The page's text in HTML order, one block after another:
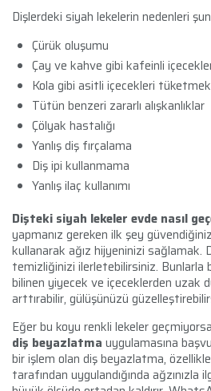
Dişlerdeki siyah lekelerin nedenleri
Çürük oluşumu
Çay ve kahve gibi kafeinli
Kola gibi asitli içecekleri tüketmek
Tütün benzeri zararlı alışkanlıklar
Çölyak hastalığı
Yanlış diş fırçalama
Diş ipi kullanmama
Yanlış ilaç kullanımı
Dişteki siyah lekeler evde nasıl
yapmanız gereken ilk şey
kullanarak ağız hijyeninizi sağlamak.
temizliğinizi ilerletebilirsiniz. Bunlarla
bilinen yiyecek ve içeceklerden uzak
arttırabilir, gülüşünüzü
Eğer bu koyu renkli lekeler
diş beyazlatma uygulamasına
bir işlem olan diş beyazlatma,
tarafından uygulandığında